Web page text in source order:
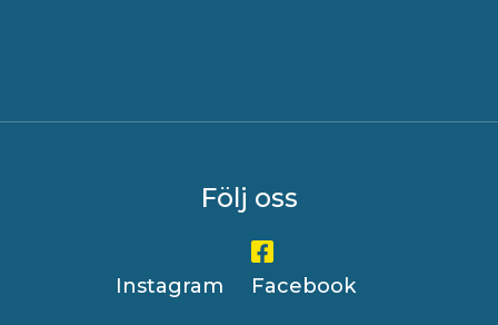
Följ oss
Instagram Facebook